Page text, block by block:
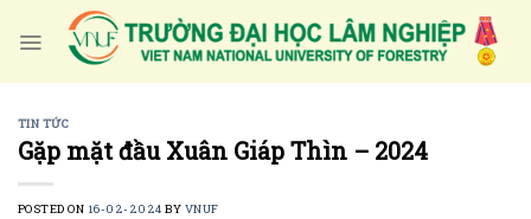
TIN TỨC
Gặp mặt đầu Xuân Giáp Thìn – 2024
POSTED ON 16-02-2024 BY VNUF